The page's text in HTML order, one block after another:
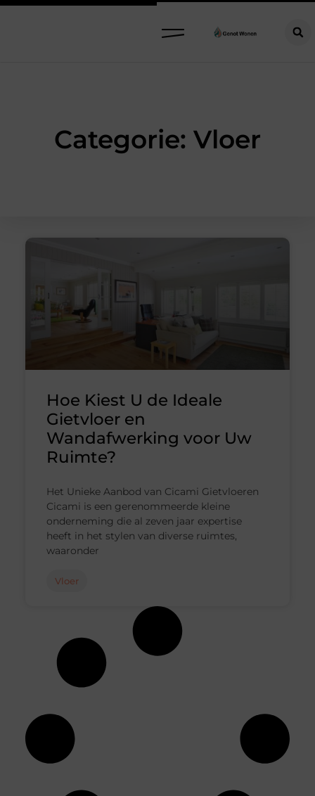
Categorie: Vloer
Hoe Kiest U de Ideale
Gietvloer en
Wandafwerking voor Uw
Ruimte?
Het Unieke Aanbod van Cicami Gietvloeren
Cicami is een gerenommeerde kleine
onderneming die al zeven jaar expertise
heeft in het stylen van diverse ruimtes,
waaronder
Vloer